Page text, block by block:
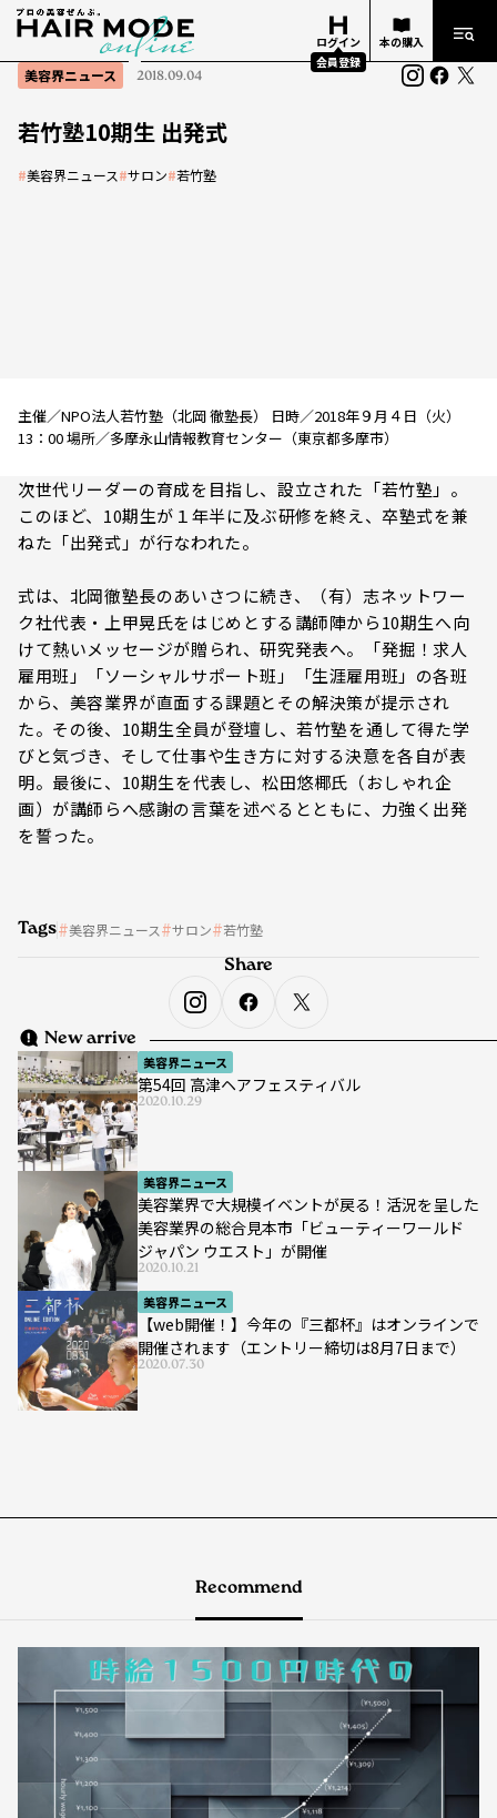
ログイン
会員登録
本の購入
美容界ニュース 2018.09.04
若竹塾10期生 出発式
#美容界ニュース#サロン#若竹塾
主催／NPO法人若竹塾（北岡 徹塾長） 日時／2018年９月４日（火）
13：00 場所／多摩永山情報教育センター（東京都多摩市）
次世代リーダーの育成を目指し、設立された「若竹塾」。
このほど、10期生が１年半に及ぶ研修を終え、卒塾式を兼
ねた「出発式」が行なわれた。
式は、北岡徹塾長のあいさつに続き、（有）志ネットワー
ク社代表・上甲晃氏をはじめとする講師陣から10期生へ向
けて熱いメッセージが贈られ、研究発表へ。「発掘！求人
雇用班」「ソーシャルサポート班」「生涯雇用班」の各班
から、美容業界が直面する課題とその解決策が提示され
た。その後、10期生全員が登壇し、若竹塾を通して得た学
びと気づき、そして仕事や生き方に対する決意を各自が表
明。最後に、10期生を代表し、松田悠椰氏（おしゃれ企
画）が講師らへ感謝の言葉を述べるとともに、力強く出発
を誓った。
Tags 美容界ニュース サロン 若竹塾
New arrive
美容界ニュース
第54回 高津ヘアフェスティバル
2020.10.29
美容界ニュース
美容業界で大規模イベントが戻る！活況を呈した
美容業界の総合見本市「ビューティーワールド
ジャパン ウエスト」が開催
2020.10.21
美容界ニュース
【web開催！】今年の『三都杯』はオンラインで
開催されます（エントリー締切は8月7日まで）
2020.07.30
Share
Recommend